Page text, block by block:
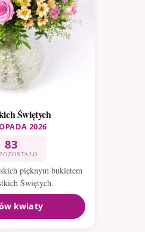
Świętych
2026
83
pięknym bukietem
Świętych.
kwiaty